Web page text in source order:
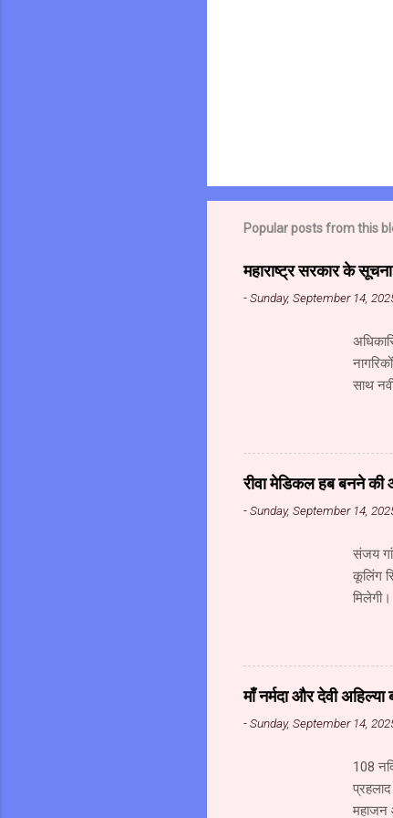
Popular posts from this
महाराष्ट्र सरकार के
-Sunday, September 14,
साथ
गोविंद
सूचना
रीवा मेडिकल हब बनने
-Sunday, September 14,
संजय
कूलिंग
का
रही
के
किए गए
है। य...
माँ नर्मदा और देवी
-Sunday, September 14,
108
महाजन